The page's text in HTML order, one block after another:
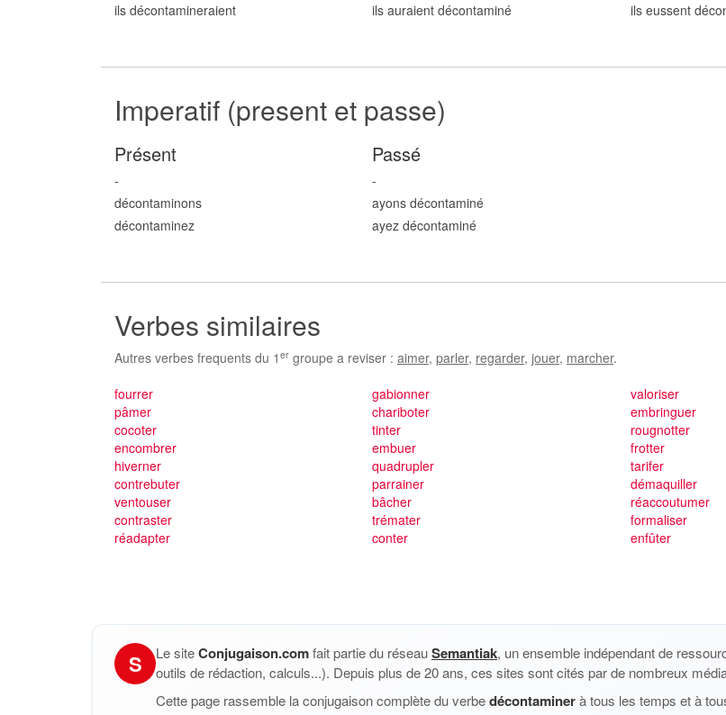
ils décontamineraient
ils auraient décontaminé
ils eussent
Imperatif (present et passe)
Présent
-
décontaminons
décontaminez
Passé
-
ayons décontaminé
ayez décontaminé
Verbes similaires
Autres verbes frequents du 1 er groupe a reviser : aimer, parler, regarder, jouer, marcher.
fourrer
pâmer
cocoter
encombrer
hiverner
contrebuter
ventouser
contraster
réadapter
gabionner
chariboter
tinter
embuer
quadrupler
parrainer
bâcher
trémater
conter
valoriser
embringuer
rougnotter
frotter
tarifer
démaquiller
réaccoutumer
formaliser
enfûter
S Le siteConjugaison.comfait partie du réseauSemantiak, un ensemble indépendant de
outils de rédaction, calculs...). Depuis plus de 20 ans, ces sites sont cités par de nombreux
Cette page rassemble la conjugaison complète du verbedécontaminerà tous les temps et à